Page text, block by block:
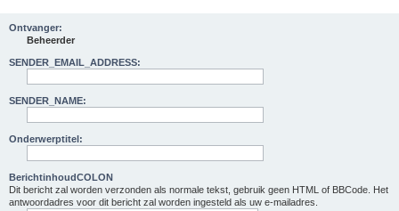
Ontvanger:
Beheerder
SENDER_EMAIL_ADDRESS:
SENDER_NAME:
Onderwerptitel:
BerichtinhoudCOLON
Dit bericht zal worden verzonden als normale tekst, gebruik geen HTML of BBCode. Het
antwoordadres voor dit bericht zal worden ingesteld als uw e-mailadres.